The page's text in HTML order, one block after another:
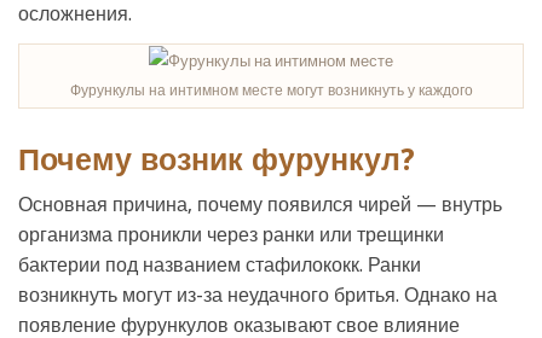
осложнения.
Фурункулы на интимном месте могут возникнуть у каждого
Почему возник фурункул?
Основная причина, почему появился чирей — внутрь
организма проникли через ранки или трещинки
бактерии под названием стафилококк. Ранки
возникнуть могут из-за неудачного бритья. Однако на
появление фурункулов оказывают свое влияние